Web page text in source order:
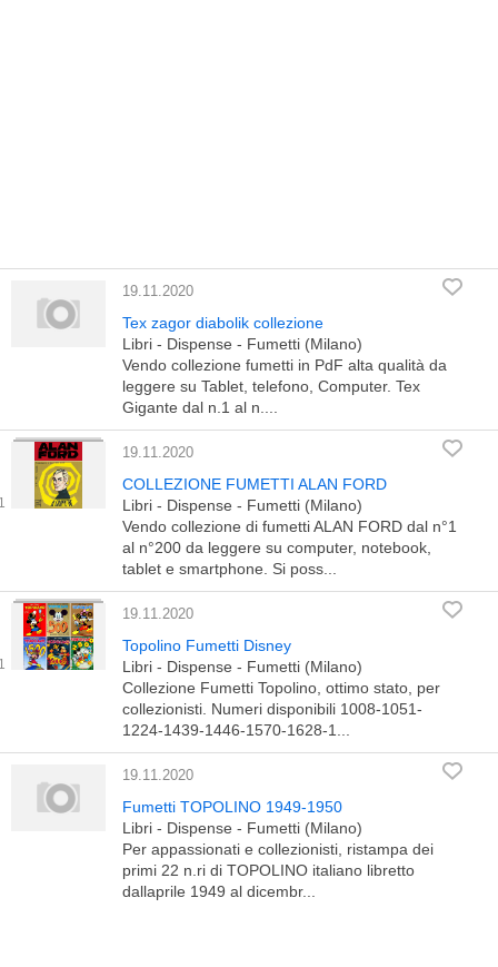
19.11.2020
Tex zagor diabolik collezione
Libri - Dispense - Fumetti (Milano)
Vendo collezione fumetti in PdF alta qualità da
leggere su Tablet, telefono, Computer. Tex
Gigante dal n.1 al n....
19.11.2020
COLLEZIONE FUMETTI ALAN FORD
Libri - Dispense - Fumetti (Milano)
Vendo collezione di fumetti ALAN FORD dal n°1
al n°200 da leggere su computer, notebook,
tablet e smartphone. Si poss...
19.11.2020
Topolino Fumetti Disney
Libri - Dispense - Fumetti (Milano)
Collezione Fumetti Topolino, ottimo stato, per
collezionisti. Numeri disponibili 1008-1051-
1224-1439-1446-1570-1628-1...
19.11.2020
Fumetti TOPOLINO 1949-1950
Libri - Dispense - Fumetti (Milano)
Per appassionati e collezionisti, ristampa dei
primi 22 n.ri di TOPOLINO italiano libretto
dallaprile 1949 al dicembr...